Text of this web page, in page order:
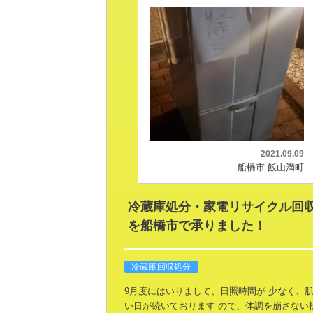
2021.09.09
船橋市 飯山満町
冷蔵庫処分・家電リサイクル回
を船橋市で承りました！
冷蔵庫回収処分
9月度にはいりまして、日照時間が 少なく、
い日が続いております ので、体調を崩さない